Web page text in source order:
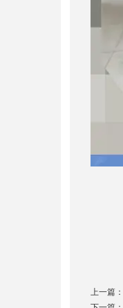
上一篇：